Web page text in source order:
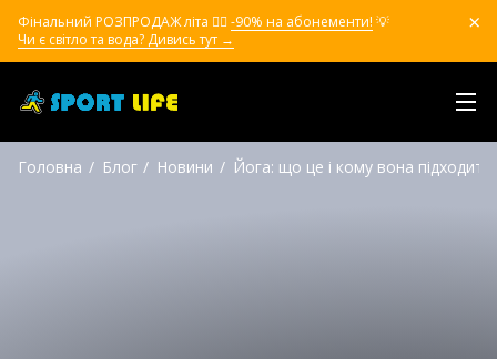
Фінальний РОЗПРОДАЖ літа ❤️‍🔥 -90% на абонементи! 💡
Чи є світло та вода? Дивись тут →
Головна Блог Новини Йога: що це і кому вона